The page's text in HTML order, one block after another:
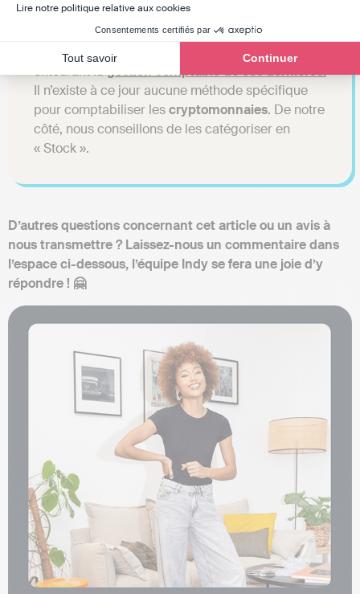
Lire notre politique relative aux cookies
Consentements certifiés par
Tout savoir Continuer
Le saviez- vous ? Parce que les cryptomonnaies
se sont démocratisées rapidement, les pouvoirs
publics ont tardé à adapter la législation
entourant lagestion comptable de ces dernières.
Il n’existe à ce jour aucune méthode spécifique
pour comptabiliser lescryptomonnaies. De notre
côté, nous conseillons de les catégoriser en
« Stock ».
D’autres questions concernant cet article ou un avis à
nous transmettre ? Laissez-nous un commentaire dans
l’espace ci-dessous, l’équipe Indy se fera une joie d’y
répondre ! 🤗